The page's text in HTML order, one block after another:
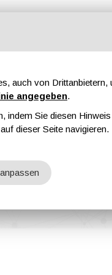
Messen
auch von
angegeben.
indem Sie diesen
dieser Seite navigieren.